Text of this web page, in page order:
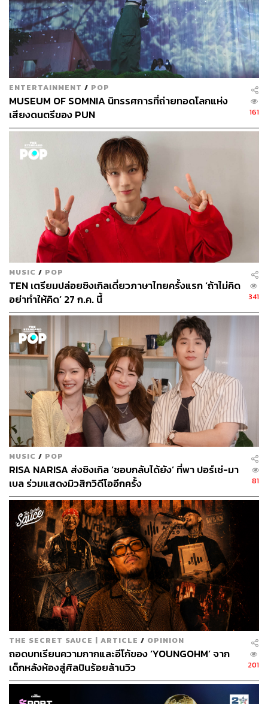
234
ABOUT THE AUTHOR
สุพัฒน์ ศิวะพรพันธ์
Content Creator ผู้หลงใหลในทุกศาสตร์และ
วัฒนธรรมของประเทศญี่ปุ่น
ENTERTAINMENT / POP
MUSEUM OF SOMNIA นิทรรศการที่ถ่ายทอดโลกแห่ง
เสียงดนตรีของ PUN
161
MUSIC / POP
TEN เตรียมปล่อยซิงเกิลเดี่ยวภาษาไทยครั้งแรก ‘ถ้าไม่คิด
อย่าทำให้คิด’ 27 ก.ค. นี้
341
MUSIC / POP
RISA NARISA ส่งซิงเกิล ‘ชอบกลับได้ยัง’ ที่พา ปอร์เช่-มา
เบล ร่วมแสดงมิวสิกวิดีโออีกครั้ง
81
THE SECRET SAUCE | ARTICLE / OPINION
ถอดบทเรียนความกากและอีโก้ของ ‘YOUNGOHM’ จาก
เด็กหลังห้องสู่ศิลปินร้อยล้านวิว
201